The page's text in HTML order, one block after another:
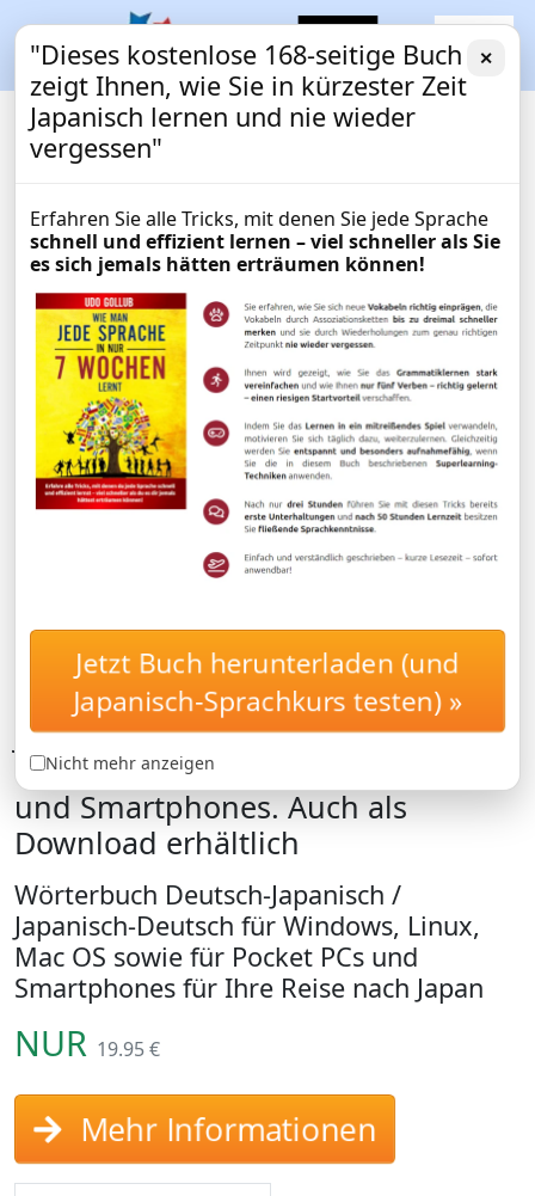
WöRTERBUCH
Digitales Wörterbuch
Deutsch-Japanisch /
Japanisch-Deutsch für Windows,
Linux, Mac OS sowie für Pocket PCs
und Smartphones. Auch als
Download erhältlich
Wörterbuch Deutsch-Japanisch /
Japanisch-Deutsch für Windows, Linux,
Mac OS sowie für Pocket PCs und
Smartphones für Ihre Reise nach Japan
NUR 19.95 €
Mehr Informationen
"Dieses kostenlose 168-seitige Buch
zeigt Ihnen, wie Sie in kürzester Zeit
Japanisch lernen und nie wieder
vergessen"
✕
Erfahren Sie alle Tricks, mit denen Sie jede Sprache
schnell und effizient lernen – viel schneller als Sie
es sich jemals hätten erträumen können!
Jetzt Buch herunterladen (und
Japanisch-Sprachkurs testen) »
Nicht mehr anzeigen